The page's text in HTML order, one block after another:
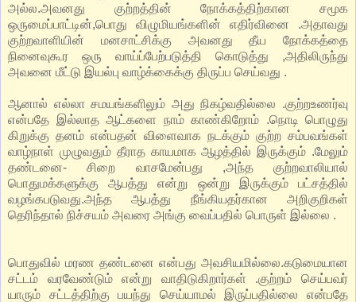
அல்ல.அவனது குற்றத்தின் நோக்கத்திற்கான சமூக
ஒருமைப்பாட்டின்,பொது விழுமியங்களின் எதிர்வினை .அதாவது
குற்றவாளியின் மனசாட்சிக்கு அவனது தீய நோக்கத்தை
நினைவுகூர ஒரு வாய்ப்பேற்படுத்தி கொடுத்து ,அதிலிருந்து
அவனை மீட்டு இயல்பு வாழ்க்கைக்கு திருப்ப செய்வது .
ஆனால் எல்லா சமயங்களிலும் அது நிகழ்வதில்லை .குற்றஉணர்வு
என்பதே இல்லாத ஆட்களை நாம் காண்கிறோம் .நொடி பொழுது
கிறுக்கு தனம் என்பதன் விளைவாக நடக்கும் குற்ற சம்பவங்கள்
வாழ்நாள் முழுவதும் தீராத காயமாக ஆழத்தில் இருக்கும் .மேலும்
தண்டனை- சிறை வாசமேன்பது ,அந்த குற்றவாலியால்
பொதுமக்களுக்கு ஆபத்து என்று ஒன்று இருக்கும் பட்சத்தில்
வழங்கபடுவது.அந்த ஆபத்து நீங்கியதர்கான அறிகுறிகள்
தெரிந்தால் நிச்சயம் அவரை அங்கு வைப்பதில் பொருள் இல்லை .
பொதுவில் மரண தண்டனை என்பது அவசியமில்லை.கடுமையான
சட்டம் வரவேண்டும் என்று வாதிடுகிறார்கள் .குற்றம் செய்பவர்
யாரும் சட்டத்திற்கு பயந்து செய்யாமல் இருப்பதில்லை என்பதே